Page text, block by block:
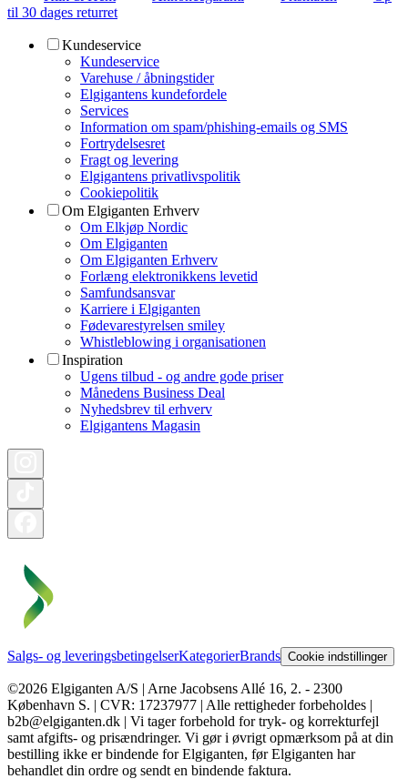
til 30 dages returret
Kundeservice
Kundeservice
Varehuse / åbningstider
Elgigantens kundefordele
Services
Information om spam/phishing-emails og SMS
Fortrydelsesret
Fragt og levering
Elgigantens privatlivspolitik
Cookiepolitik
Om Elgiganten Erhverv
Om Elkjøp Nordic
Om Elgiganten
Om Elgiganten Erhverv
Forlæng elektronikkens levetid
Samfundsansvar
Karriere i Elgiganten
Fødevarestyrelsen smiley
Whistleblowing i organisationen
Inspiration
Ugens tilbud - og andre gode priser
Månedens Business Deal
Nyhedsbrev til erhverv
Elgigantens Magasin
Salgs- og leveringsbetingelserKategorierBrands Cookie indstillinger
©2026 Elgiganten A/S | Arne Jacobsens Allé 16, 2. - 2300
København S. | CVR: 17237977 | Alle rettigheder forbeholdes |
b2b@elgiganten.dk | Vi tager forbehold for tryk- og korrekturfejl
samt afgifts- og prisændringer. Vi gør i øvrigt opmærksom på at din
bestilling ikke er bindende for Elgiganten, før Elgiganten har
behandlet din ordre og sendt en bindende faktura.